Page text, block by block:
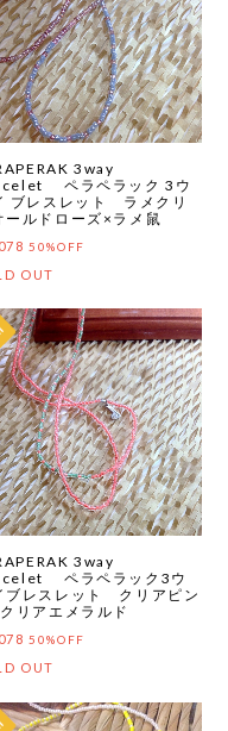
3way
ペラペラック 3ウ
ブレスレット ラメクリ
ールドローズ×ラメ鼠
50%OFF
OUT
3way
ペラペラック3ウ
ブレスレット クリアピン
リアエメラルド
50%OFF
OUT